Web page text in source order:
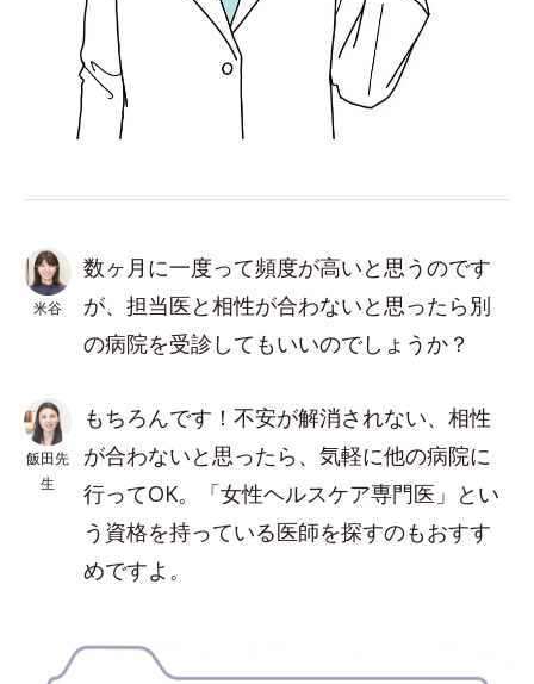
米谷
数ヶ月に一度って頻度が高いと思うのです
が、担当医と相性が合わないと思ったら別
の病院を受診してもいいのでしょうか？
飯田先
生
もちろんです！不安が解消されない、相性
が合わないと思ったら、気軽に他の病院に
行ってOK。「女性ヘルスケア専門医」とい
う資格を持っている医師を探すのもおすす
めですよ。